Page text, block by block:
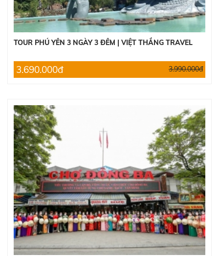
TOUR PHÚ YÊN 3 NGÀY 3 ĐÊM | VIỆT THẮNG TRAVEL
3.690.000đ 3.990.000đ